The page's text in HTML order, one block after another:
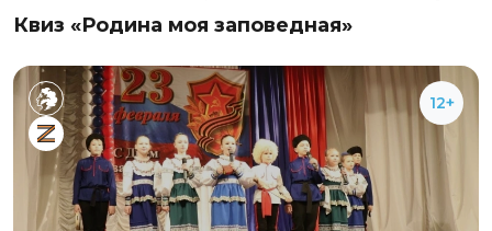
Квиз «Родина моя заповедная»
12+